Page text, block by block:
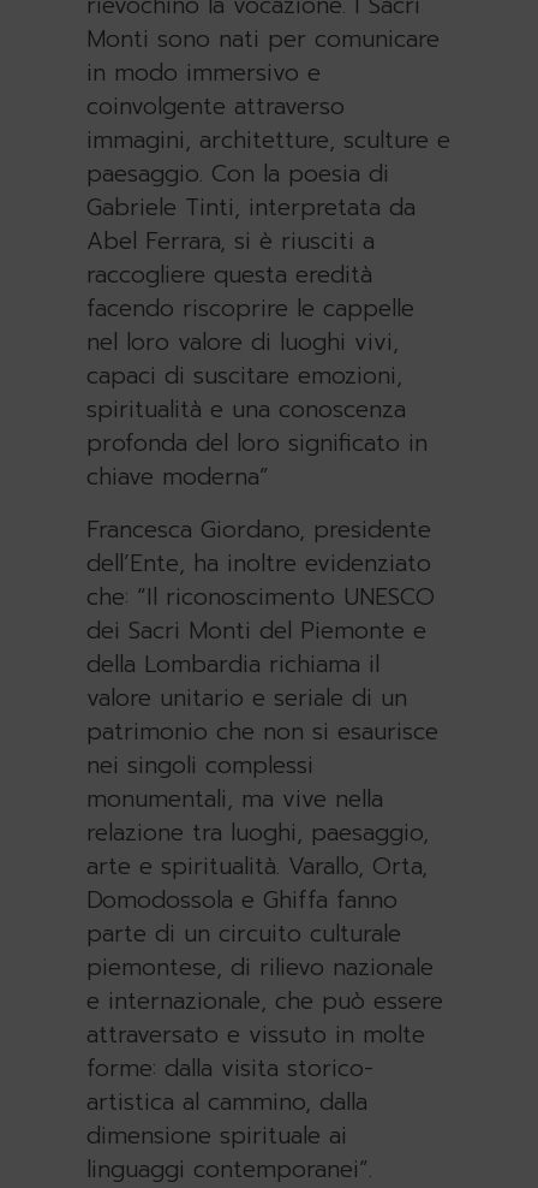
Monti sono nati per comunicare
in modo immersivo e
coinvolgente attraverso
immagini, architetture, sculture e
paesaggio. Con la poesia di
Gabriele Tinti, interpretata da
Abel Ferrara, si è riusciti a
raccogliere questa eredità
facendo riscoprire le cappelle
nel loro valore di luoghi vivi,
capaci di suscitare emozioni,
spiritualità e una conoscenza
profonda del loro significato in
chiave moderna”
Francesca Giordano, presidente
dell’Ente, ha inoltre evidenziato
che: “Il riconoscimento UNESCO
dei Sacri Monti del Piemonte e
della Lombardia richiama il
valore unitario e seriale di un
patrimonio che non si esaurisce
nei singoli complessi
monumentali, ma vive nella
relazione tra luoghi, paesaggio,
arte e spiritualità. Varallo, Orta,
Domodossola e Ghiffa fanno
parte di un circuito culturale
piemontese, di rilievo nazionale
e internazionale, che può essere
attraversato e vissuto in molte
forme: dalla visita storico-
artistica al cammino, dalla
dimensione spirituale ai
linguaggi contemporanei”.